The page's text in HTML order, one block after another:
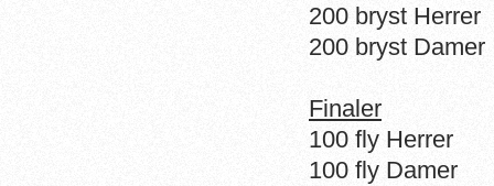
200 bryst Herrer
200 bryst Damer
Finaler
100 fly Herrer
100 fly Damer